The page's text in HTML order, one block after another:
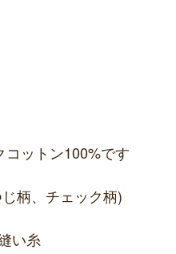
ットン100%です
柄、チェック柄)
い糸